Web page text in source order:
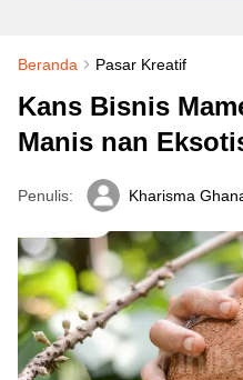
Beranda Pasar Kreatif
Kans Bisnis
Manis nan
Penulis: Kharisma